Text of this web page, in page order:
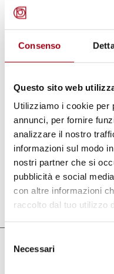
Consenso
Questo sito web
Utilizziamo i cookie per
annunci, per fornire
analizzare il nostro
informazioni sul modo
nostri partner che si
pubblicità e social
con altre informazioni
raccolto dal tuo utilizzo
delNecessari
42 filiali e un
continua crescita.
Civile
basa inoltre, sulla
l’attitudine pacifica
insegnate e
questo dibattito
pozzo di
Aggiornato il:
Collegamenti